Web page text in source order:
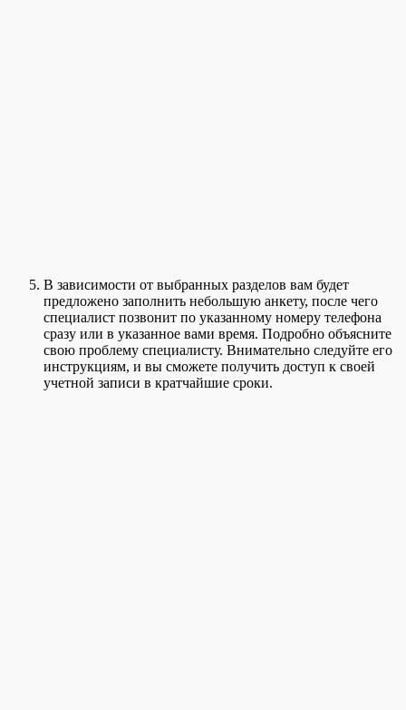
В зависимости от выбранных разделов вам будет
предложено заполнить небольшую анкету, после чего
специалист позвонит по указанному номеру телефона
сразу или в указанное вами время. Подробно объясните
свою проблему специалисту. Внимательно следуйте его
инструкциям, и вы сможете получить доступ к своей
учетной записи в кратчайшие сроки.